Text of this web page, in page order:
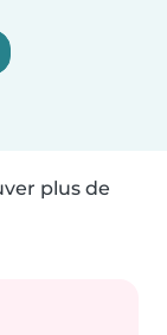
plus de